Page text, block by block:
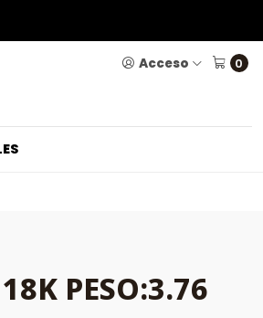
Acceso 0
PESO:3.76